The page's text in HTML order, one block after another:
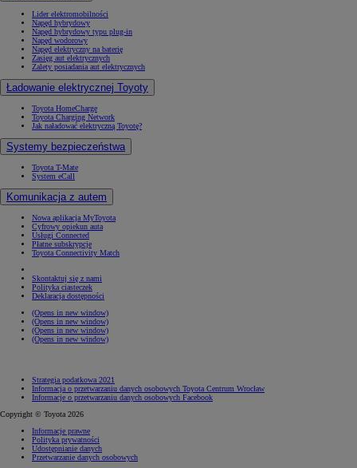
Lider elektromobilności
Napęd hybrydowy
Napęd hybrydowy typu plug-in
Napęd wodorowy
Napęd elektryczny na baterię
Zasięg aut elektrycznych
Zalety posiadania aut elektrycznych
Ładowanie elektrycznej Toyoty
Toyota HomeCharge
Toyota Charging Network
Jak naładować elektryczną Toyotę?
Systemy bezpieczeństwa
Toyota T-Mate
System eCall
Komunikacja z autem
Nowa aplikacja MyToyota
Cyfrowy opiekun auta
Usługi Connected
Płatne subskrypcje
Toyota Connectivity Match
Skontaktuj się z nami
Polityka ciasteczek
Deklaracja dostępności
(Opens in new window)
(Opens in new window)
(Opens in new window)
(Opens in new window)
Strategia podatkowa 2021
Informacja o przetwarzaniu danych osobowych Toyota Centrum Wrocław
Informacje o przetwarzaniu danych osobowych Facebook
Copyright © Toyota 2026
Informacje prawne
Polityka prywatności
Udostępnianie danych
Przetwarzanie danych osobowych